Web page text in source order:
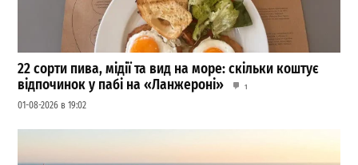
22 сорти пива, мідії та вид на море: скільки коштує
відпочинок у пабі на «Ланжероні»
1
01-08-2026 в 19:02